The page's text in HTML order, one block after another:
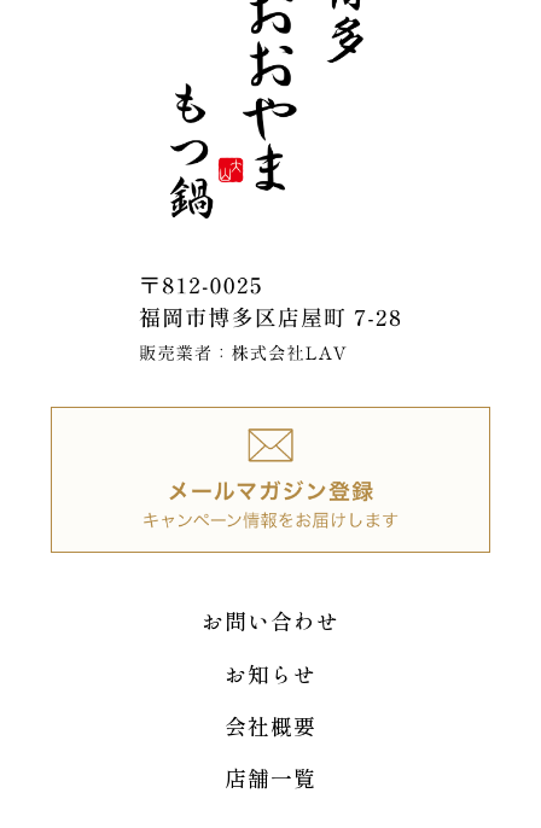
お問い合わせ
お知らせ
会社概要
店舗一覧